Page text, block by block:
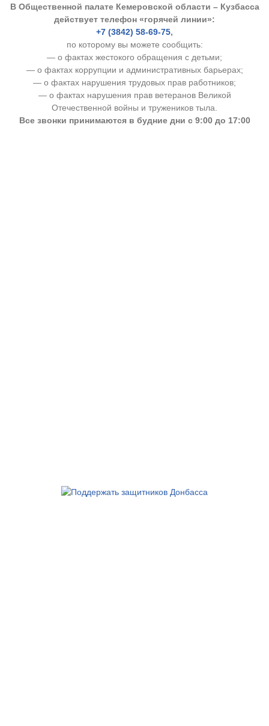
В Общественной палате Кемеровской области – Кузбасса
действует телефон «горячей линии»:
+7 (3842) 58-69-75,
по которому вы можете сообщить:
— о фактах жестокого обращения с детьми;
— о фактах коррупции и административных барьерах;
— о фактах нарушения трудовых прав работников;
— о фактах нарушения прав ветеранов Великой
Отечественной войны и тружеников тыла.
Все звонки принимаются в будние дни с 9:00 до 17:00